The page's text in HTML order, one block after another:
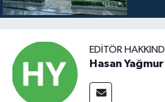
EDITÖR
Hasan Yağmur